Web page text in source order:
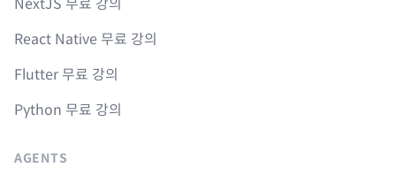
React Native 무료 강의
Flutter 무료 강의
Python 무료 강의
AGENTS